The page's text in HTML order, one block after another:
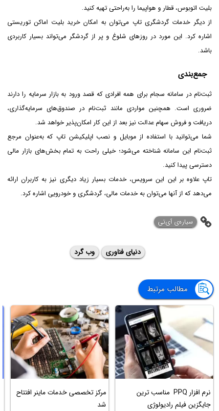
بلیت اتوبوس، قطار و هواپیما را به‌راحتی تهیه کنید.
از دیگر خدمات گردشگری تاپ می‌توان به امکان خرید بلیت اماکن توریستی
اشاره کرد. این مورد در روزهای شلوغ و پر از گردشگر می‌تواند بسیار کاربردی
باشد.
جمع‌بندی
ثبت‌نام در سامانه سجام برای همه افرادی که قصد ورود به بازار سرمایه را دارند
ضروری است. همچنین مواردی مانند ثبت‌نام در صندوق‌های سرمایه‌گذاری،
دریافت و فروش سهام عدالت نیز بعد از این کار امکا‌ن‌پذیر خواهد شد.
شما می‌توانید با استفاده از موبایل و نصب اپلیکیشن تاپ که به‌عنوان مرجع
ثبت‌نام این سامانه شناخته می‌شود؛ خیلی راحت به تمام بخش‌های بازار مالی
دسترسی پیدا کنید.
تاپ علاوه بر این این سرویس، خدمات بسیار زیاد دیگری نیز به کاربران ارائه
می‌دهد که از آنها می‌توان به خدمات مالی، گردشگری و خودرویی اشاره کرد.
‌سیاره‌ی آی‌تی
دنیای فناوری وب گرد
مطالب مرتبط
نرم افزار PPQ مناسب ترین
جایگزین فیلم رادیولوژی
مرکز تخصصی خدمات ماینر افتتاح
شد